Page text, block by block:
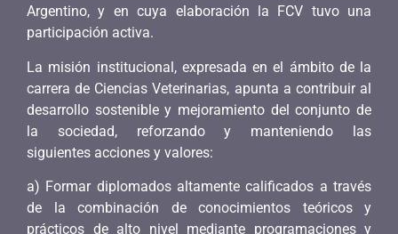
Argentino, y en cuya elaboración la FCV tuvo una
participación activa.
La misión institucional, expresada en el ámbito de la
carrera de Ciencias Veterinarias, apunta a contribuir al
desarrollo sostenible y mejoramiento del conjunto de
la sociedad, reforzando y manteniendo las
siguientes acciones y valores:
a) Formar diplomados altamente calificados a través
de la combinación de conocimientos teóricos y
prácticos de alto nivel mediante programaciones y